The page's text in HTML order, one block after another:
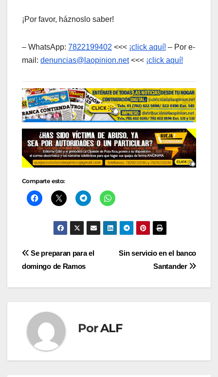
¡Por favor, háznoslo saber!
– WhatsApp: 7822199402 <<< ¡click aquí! – Por e-
mail: denuncias@laopinion.net<<< ¡click aquí!
Comparte esto:
Navegación
Sin servicio en el banco
Santander
Se preparan para el
domingo de Ramos
PorALF